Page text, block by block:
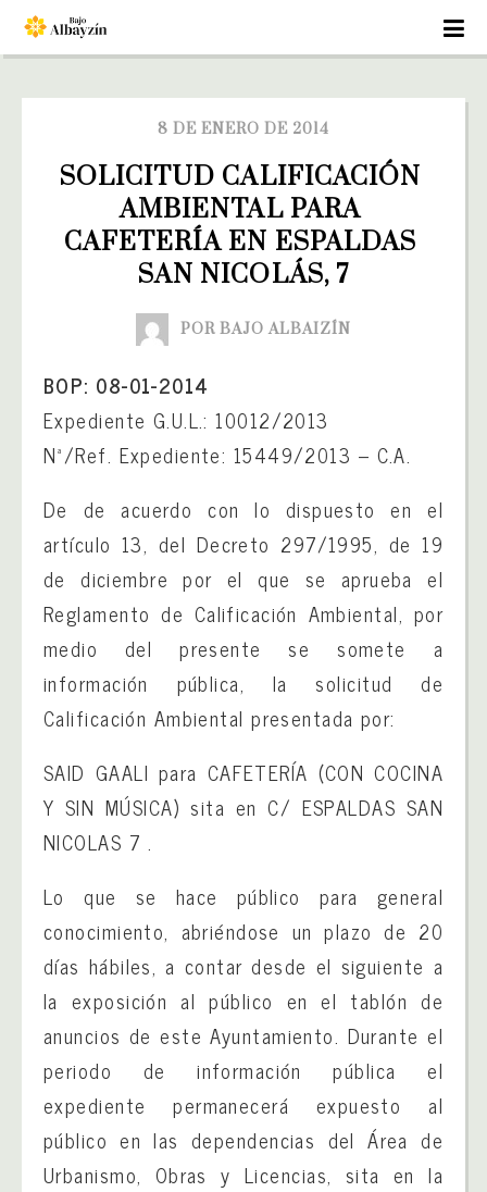
8 DE ENERO DE 2014
SOLICITUD CALIFICACIÓN
AMBIENTAL PARA
CAFETERÍA EN ESPALDAS
SAN NICOLÁS, 7
POR BAJO ALBAIZÍN
BOP: 08-01-2014
Expediente G.U.L.: 10012/2013
Nª/Ref. Expediente: 15449/2013 – C.A.
De de acuerdo con lo dispuesto en el
artículo 13, del Decreto 297/1995, de 19
de diciembre por el que se aprueba el
Reglamento de Calificación Ambiental, por
medio del presente se somete a
información pública, la solicitud de
Calificación Ambiental presentada por:
SAID GAALI para CAFETERÍA (CON COCINA
Y SIN MÚSICA) sita en C/ ESPALDAS SAN
NICOLAS 7 .
Lo que se hace público para general
conocimiento, abriéndose un plazo de 20
días hábiles, a contar desde el siguiente a
la exposición al público en el tablón de
anuncios de este Ayuntamiento. Durante el
periodo de información pública el
expediente permanecerá expuesto al
público en las dependencias del Área de
Urbanismo, Obras y Licencias, sita en la